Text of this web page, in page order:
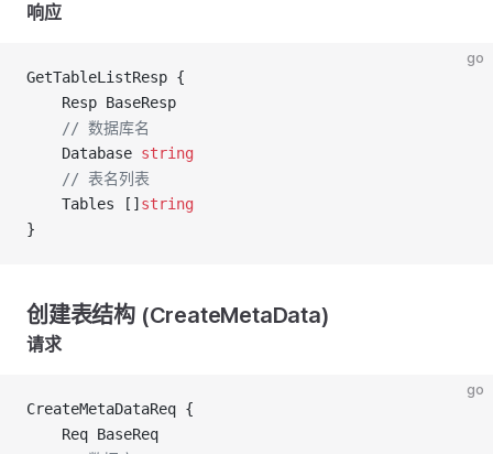
响应
go
GetTableListResp {
	Resp BaseResp
	// 数据库名
	Database
string
	// 表名列表
	Tables []
string
}
创建表结构 (CreateMetaData)
请求
go
CreateMetaDataReq {
	Req BaseReq